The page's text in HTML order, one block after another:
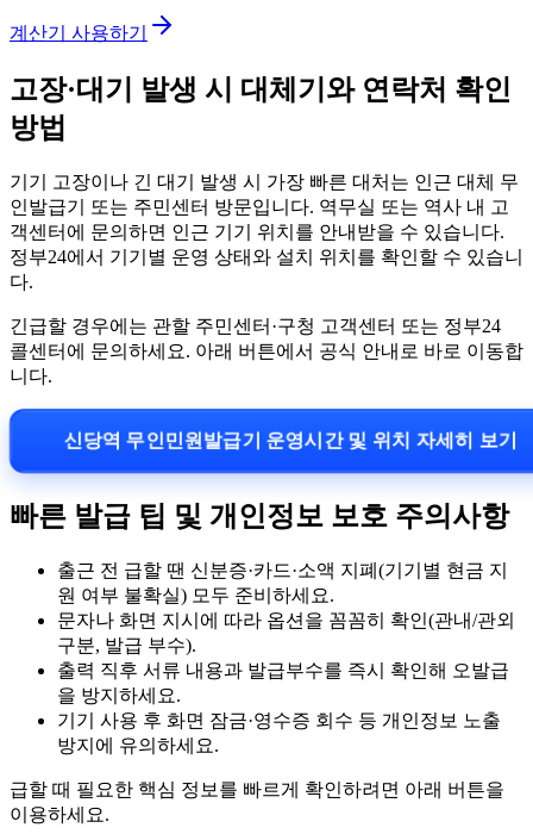
계산기 사용하기
고장·대기 발생 시 대체기와 연락처 확인
방법
기기 고장이나 긴 대기 발생 시 가장 빠른 대처는 인근 대체 무
인발급기 또는 주민센터 방문입니다. 역무실 또는 역사 내 고
객센터에 문의하면 인근 기기 위치를 안내받을 수 있습니다.
정부24에서 기기별 운영 상태와 설치 위치를 확인할 수 있습니
다.
긴급할 경우에는 관할 주민센터·구청 고객센터 또는 정부24
콜센터에 문의하세요. 아래 버튼에서 공식 안내로 바로 이동합
니다.
신당역 무인민원발급기 운영시간 및 위치 자세히 보기
빠른 발급 팁 및 개인정보 보호 주의사항
출근 전 급할 땐 신분증·카드·소액 지폐(기기별 현금 지
원 여부 불확실) 모두 준비하세요.
문자나 화면 지시에 따라 옵션을 꼼꼼히 확인(관내/관외
구분, 발급 부수).
출력 직후 서류 내용과 발급부수를 즉시 확인해 오발급
을 방지하세요.
기기 사용 후 화면 잠금·영수증 회수 등 개인정보 노출
방지에 유의하세요.
급할 때 필요한 핵심 정보를 빠르게 확인하려면 아래 버튼을
이용하세요.